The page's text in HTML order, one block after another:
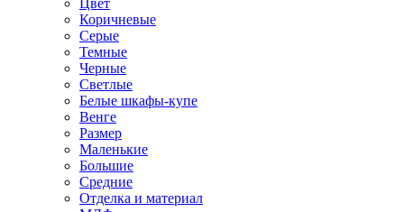
Цвет
Коричневые
Серые
Темные
Черные
Светлые
Белые шкафы-купе
Венге
Размер
Маленькие
Большие
Средние
Отделка и материал